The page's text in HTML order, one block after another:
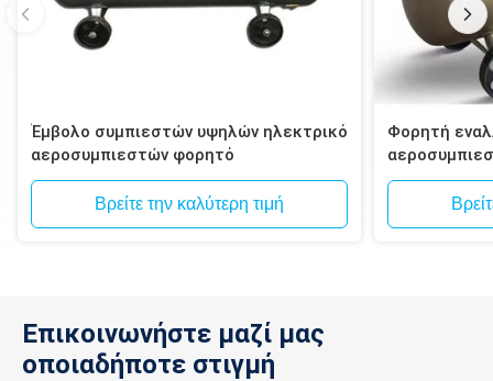
Έμβολο συμπιεστών υψηλών ηλεκτρικό
αεροσυμπιεστών φορητό
Βρείτε την καλύτερη τιμή
Φορητή
Επικοινωνήστε μαζί μας
οποιαδήποτε στιγμή